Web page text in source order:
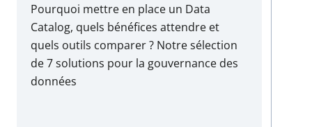
Pourquoi mettre en place un Data
Catalog, quels bénéfices attendre et
quels outils comparer ? Notre sélection
de 7 solutions pour la gouvernance des
données